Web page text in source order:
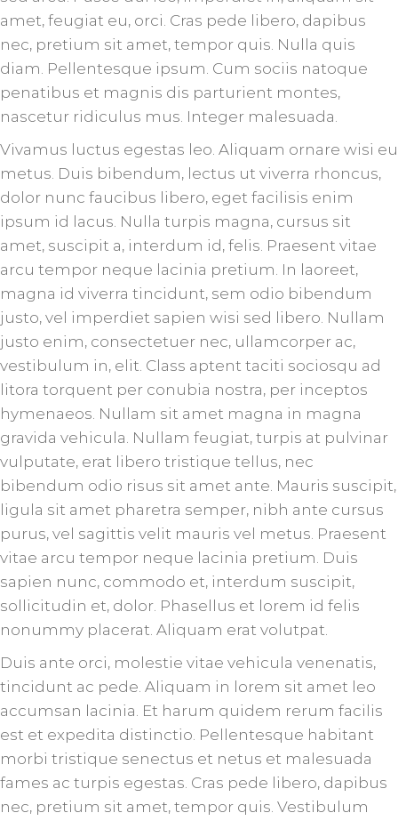
amet, feugiat eu, orci. Cras pede libero, dapibus
nec, pretium sit amet, tempor quis. Nulla quis
diam. Pellentesque ipsum. Cum sociis natoque
penatibus et magnis dis parturient montes,
nascetur ridiculus mus. Integer malesuada.
Vivamus luctus egestas leo. Aliquam ornare wisi eu
metus. Duis bibendum, lectus ut viverra rhoncus,
dolor nunc faucibus libero, eget facilisis enim
ipsum id lacus. Nulla turpis magna, cursus sit
amet, suscipit a, interdum id, felis. Praesent vitae
arcu tempor neque lacinia pretium. In laoreet,
magna id viverra tincidunt, sem odio bibendum
justo, vel imperdiet sapien wisi sed libero. Nullam
justo enim, consectetuer nec, ullamcorper ac,
vestibulum in, elit. Class aptent taciti sociosqu ad
litora torquent per conubia nostra, per inceptos
hymenaeos. Nullam sit amet magna in magna
gravida vehicula. Nullam feugiat, turpis at pulvinar
vulputate, erat libero tristique tellus, nec
bibendum odio risus sit amet ante. Mauris suscipit,
ligula sit amet pharetra semper, nibh ante cursus
purus, vel sagittis velit mauris vel metus. Praesent
vitae arcu tempor neque lacinia pretium. Duis
sapien nunc, commodo et, interdum suscipit,
sollicitudin et, dolor. Phasellus et lorem id felis
nonummy placerat. Aliquam erat volutpat.
Duis ante orci, molestie vitae vehicula venenatis,
tincidunt ac pede. Aliquam in lorem sit amet leo
accumsan lacinia. Et harum quidem rerum facilis
est et expedita distinctio. Pellentesque habitant
morbi tristique senectus et netus et malesuada
fames ac turpis egestas. Cras pede libero, dapibus
nec, pretium sit amet, tempor quis. Vestibulum